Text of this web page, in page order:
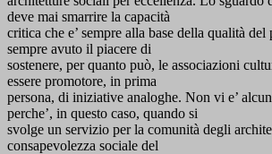
deve mai smarrire la capacità
critica che e’ sempre alla base della qualità
sempre avuto il piacere di
sostenere, per quanto può, le associazioni
essere promotore, in prima
persona, di iniziative analoghe. Non vi e’
perche’, in questo caso, quando si
svolge un servizio per la comunità degli
consapevolezza sociale del